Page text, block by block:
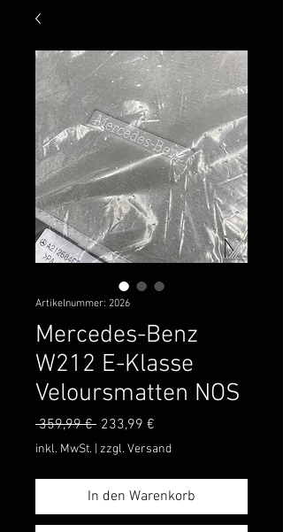
Artikelnummer: 2026
Mercedes-Benz
W212 E-Klasse
Veloursmatten NOS
359,99 € Standardpreis
233,99 €
Preis
inkl. MwSt. zzgl. Versand
In den Warenkorb